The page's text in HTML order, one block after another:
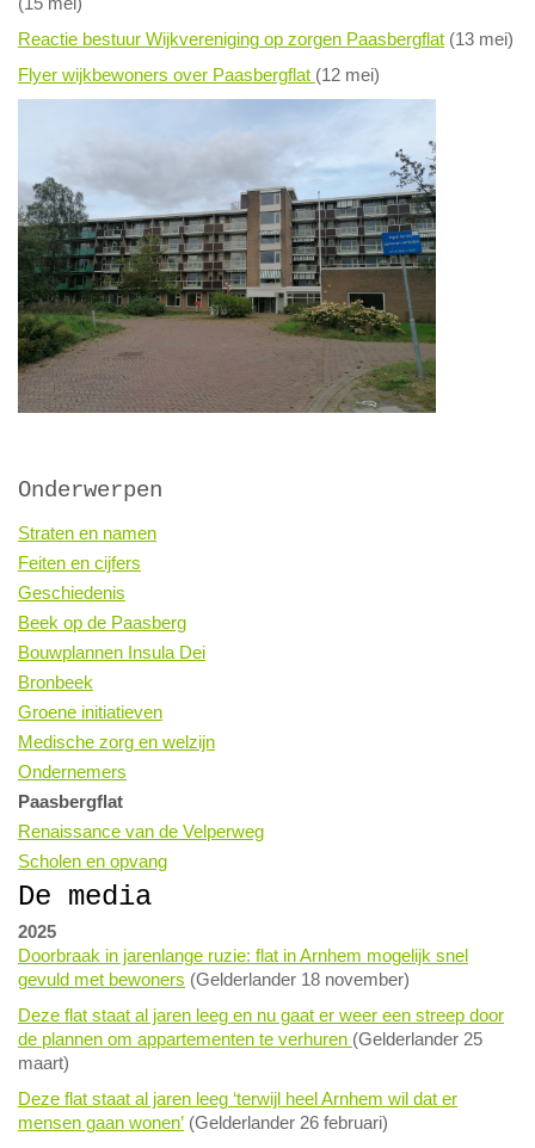
Reactie bestuur Wijkvereniging op zorgen Paasbergflat (13 mei)
Flyer wijkbewoners over Paasbergflat (12 mei)
Onderwerpen
Straten en namen
Feiten en cijfers
Geschiedenis
Beek op de Paasberg
Bouwplannen Insula Dei
Bronbeek
Groene initiatieven
Medische zorg en welzijn
Ondernemers
Paasbergflat
Renaissance van de Velperweg
Scholen en opvang
De media
2025
Doorbraak in jarenlange ruzie: flat in Arnhem mogelijk snel
gevuld met bewoners (Gelderlander 18 november)
Deze flat staat al jaren leeg en nu gaat er weer een streep door
de plannen om appartementen te verhuren (Gelderlander 25
maart)
Deze flat staat al jaren leeg ‘terwijl heel Arnhem wil dat er
mensen gaan wonen’ (Gelderlander 26 februari)